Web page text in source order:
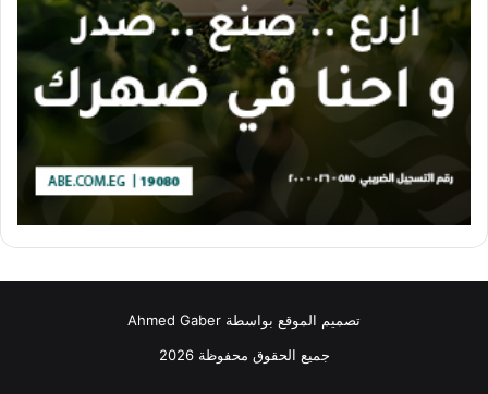
تصميم الموقع بواسطة Ahmed Gaber
جميع الحقوق محفوظة 2026